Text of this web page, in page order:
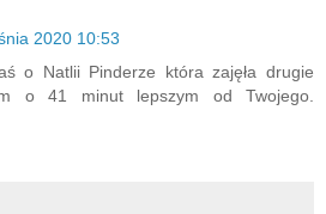
2020 10:53
o Natlii Pinderze która zajęła drugie
o 41 minut lepszym od Twojego.